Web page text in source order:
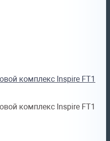
комплекс Inspire FT1
комплекс Inspire FT1